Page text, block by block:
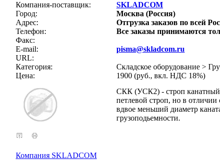
Компания-поставщик:
SKLADCOM
Город:
Москва (Россия)
Адрес:
Отгрузка заказов по всей
Телефон:
Все заказы принимаются
Факс:
E-mail:
pisma@skladcom.ru
URL:
Категория:
Складское оборудование >
Цена:
1900 (руб., вкл. НДС 18%)
СКК (УСК2) - строп канатный
петлевой строп, но в
вдвое меньший диаметр
грузоподьемности.
Компания SKLADCOM